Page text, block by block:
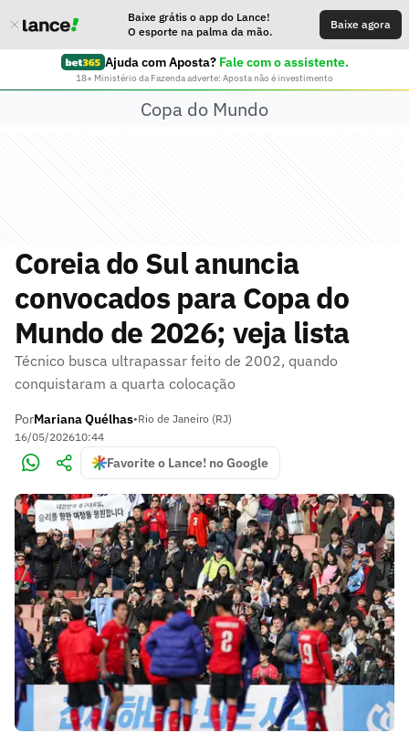
Baixe grátis o app do Lance!
O esporte na palma da mão.
Baixe agora
Ajuda com Aposta? Fale com o assistente.
18+ Ministério da Fazenda adverte: Aposta não é investimento
Copa do Mundo
Coreia do Sul anuncia
convocados para Copa do
Mundo de 2026; veja lista
Técnico busca ultrapassar feito de 2002, quando
conquistaram a quarta colocação
PorMariana Quélhas•Rio de Janeiro (RJ)
16/05/202610:44
Favorite o Lance! no Google